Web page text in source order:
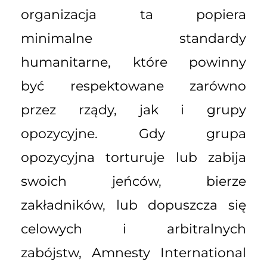
organizacja ta popiera
minimalne standardy
humanitarne, które powinny
być respektowane zarówno
przez rządy, jak i grupy
opozycyjne. Gdy grupa
opozycyjna torturuje lub zabija
swoich jeńców, bierze
zakładników, lub dopuszcza się
celowych i arbitralnych
zabójstw, Amnesty International